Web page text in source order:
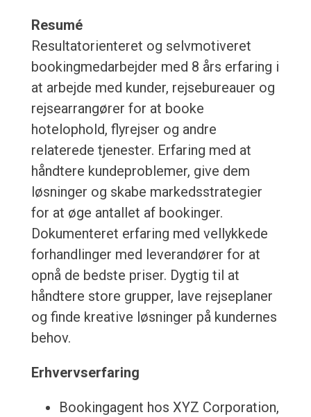
Resumé
Resultatorienteret og selvmotiveret
bookingmedarbejder med 8 års erfaring i
at arbejde med kunder, rejsebureauer og
rejsearrangører for at booke
hotelophold, flyrejser og andre
relaterede tjenester. Erfaring med at
håndtere kundeproblemer, give dem
løsninger og skabe markedsstrategier
for at øge antallet af bookinger.
Dokumenteret erfaring med vellykkede
forhandlinger med leverandører for at
opnå de bedste priser. Dygtig til at
håndtere store grupper, lave rejseplaner
og finde kreative løsninger på kundernes
behov.
Erhvervserfaring
Bookingagent hos XYZ Corporation,